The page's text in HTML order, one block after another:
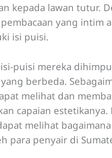
kepada lawan tutur.
yang intim
isi puisi.
puisi mereka
berbeda.
melihat dan
capaian
melihat
para penyair di